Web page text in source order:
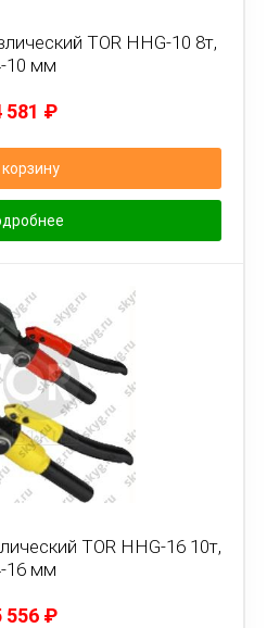
TOR HHG-10 8т,
10 мм
581 ₽
корзину
TOR HHG-16 10т,
16 мм
556 ₽